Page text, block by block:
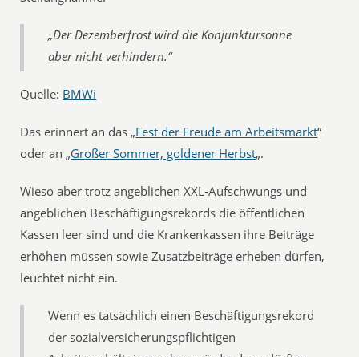
„Der Dezemberfrost wird die Konjunktursonne
aber nicht verhindern.“
Quelle: BMWi
Das erinnert an das „Fest der Freude am Arbeitsmarkt“
oder an „Großer Sommer, goldener Herbst„.
Wieso aber trotz angeblichen XXL-Aufschwungs und
angeblichen Beschäftigungsrekords die öffentlichen
Kassen leer sind und die Krankenkassen ihre Beiträge
erhöhen müssen sowie Zusatzbeiträge erheben dürfen,
leuchtet nicht ein.
Wenn es tatsächlich einen Beschäftigungsrekord
der sozialversicherungspflichtigen